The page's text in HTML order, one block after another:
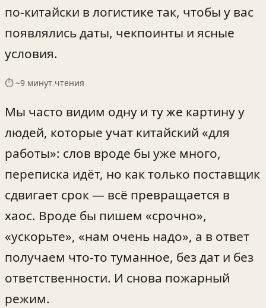
по‑китайски в логистике так, чтобы у вас
появлялись даты, чекпоинты и ясные
условия.
⏱ ~9 минут чтения
Мы часто видим одну и ту же картину у
людей, которые учат китайский «для
работы»: слов вроде бы уже много,
переписка идёт, но как только поставщик
сдвигает срок — всё превращается в
хаос. Вроде бы пишем «срочно»,
«ускорьте», «нам очень надо», а в ответ
получаем что-то туманное, без дат и без
ответственности. И снова пожарный
режим.